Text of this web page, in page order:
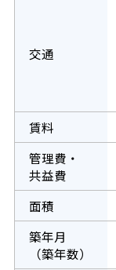
交通
賃料
管理費・
共益費
面積
築年月
（築年数）